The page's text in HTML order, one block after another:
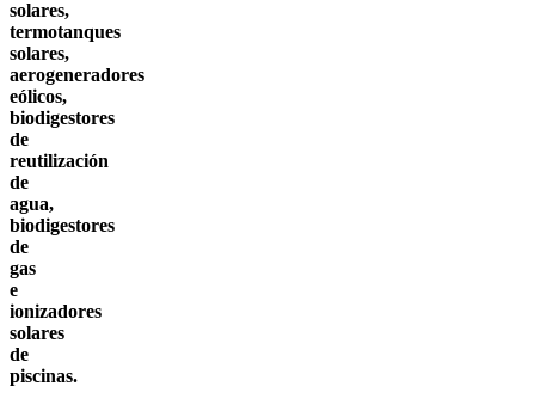
solares,
termotanques
solares,
aerogeneradores
eólicos,
biodigestores
de
reutilización
de
agua,
biodigestores
de
gas
e
ionizadores
solares
de
piscinas.